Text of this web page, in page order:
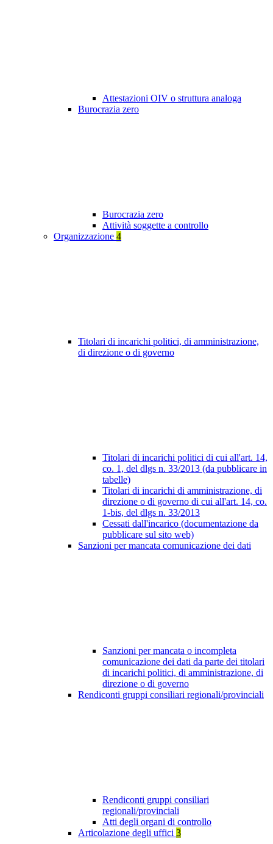
Attestazioni OIV o struttura analoga
Burocrazia zero
Burocrazia zero
Attività soggette a controllo
Organizzazione 4
Titolari di incarichi politici, di amministrazione,
di direzione o di governo
Titolari di incarichi politici di cui all'art. 14,
co. 1, del dlgs n. 33/2013 (da pubblicare in
tabelle)
Titolari di incarichi di amministrazione, di
direzione o di governo di cui all'art. 14, co.
1-bis, del dlgs n. 33/2013
Cessati dall'incarico (documentazione da
pubblicare sul sito web)
Sanzioni per mancata comunicazione dei dati
Sanzioni per mancata o incompleta
comunicazione dei dati da parte dei titolari
di incarichi politici, di amministrazione, di
direzione o di governo
Rendiconti gruppi consiliari regionali/provinciali
Rendiconti gruppi consiliari
regionali/provinciali
Atti degli organi di controllo
Articolazione degli uffici 3